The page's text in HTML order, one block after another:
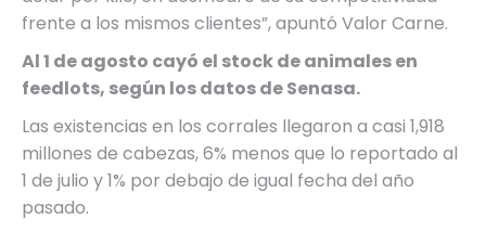
frente a los mismos clientes”, apuntó Valor Carne.
Al 1 de agosto cayó el stock de animales en
feedlots, según los datos de Senasa.
Las existencias en los corrales llegaron a casi 1,918
millones de cabezas, 6% menos que lo reportado al
1 de julio y 1% por debajo de igual fecha del año
pasado.